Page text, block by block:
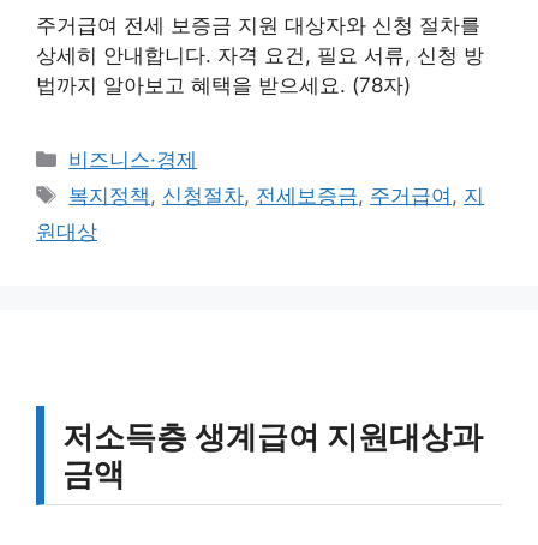
주거급여 전세 보증금 지원 대상자와 신청 절차를
상세히 안내합니다. 자격 요건, 필요 서류, 신청 방
법까지 알아보고 혜택을 받으세요. (78자)
카
테
리
비즈니스·경제
태
그
복지정책, 신청절차, 전세보증금, 주거급여 , 지
원대상
저소득층 생계급여 지원대상과
금액